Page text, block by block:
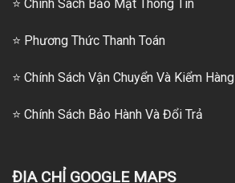
⭐ Chính Sách Bảo Mật Thông Tin
⭐ Phương Thức Thanh Toán
⭐ Chính Sách Vận Chuyển Và Kiểm Hàng
⭐ Chính Sách Bảo Hành Và Đổi Trả
ĐỊA CHỈ GOOGLE MAPS